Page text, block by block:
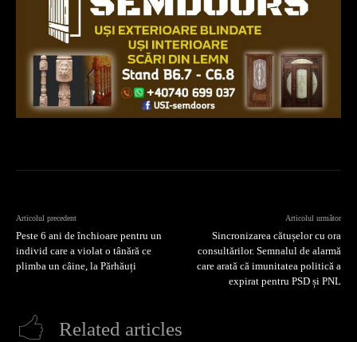
Articolul precedent
Peste 6 ani de închioare pentru un
individ care a violat o tânără ce
plimba un câine, la Părhăuți
Articolul următor
Sincronizarea cătușelor cu ora
consultărilor. Semnalul de alarmă
care arată că imunitatea politică a
expirat pentru PSD și PNL
Related articles